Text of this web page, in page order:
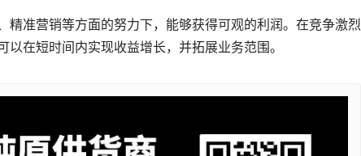
准营销等方面的努力下，能够获得可观的利润。在竞争激烈
在短时间内实现收益增长，并拓展业务范围。